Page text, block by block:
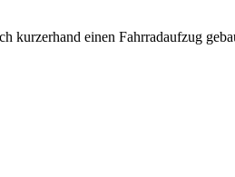
kurzerhand einen Fahrradaufzug